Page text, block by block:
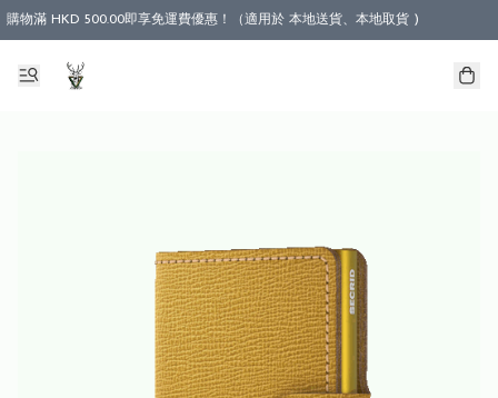
購物滿 HKD 500.00即享免運費優惠！（適用於 本地送貨、本地取貨 )